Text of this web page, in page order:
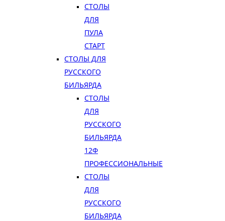
СТОЛЫ
ДЛЯ
ПУЛА
СТАРТ
СТОЛЫ ДЛЯ
РУССКОГО
БИЛЬЯРДА
СТОЛЫ
ДЛЯ
РУССКОГО
БИЛЬЯРДА
12Ф
ПРОФЕССИОНАЛЬНЫЕ
СТОЛЫ
ДЛЯ
РУССКОГО
БИЛЬЯРДА